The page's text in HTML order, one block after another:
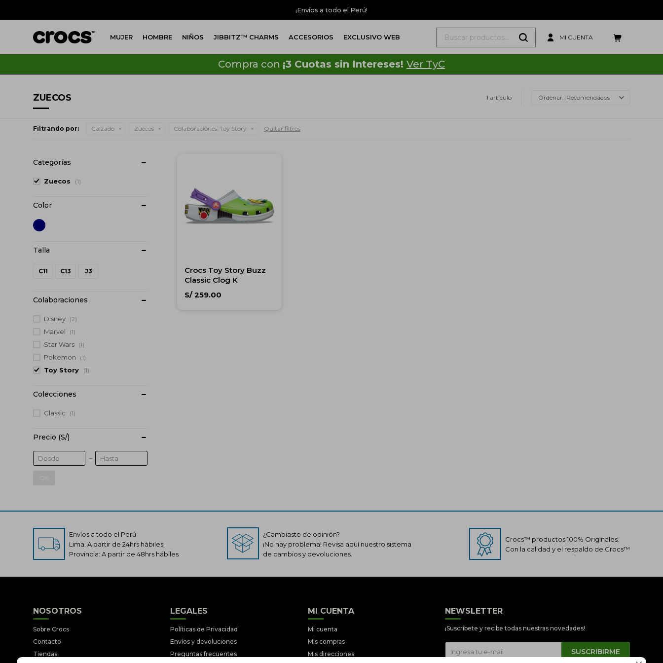
Crocs Perú
¡Envíos a todo el Perú!
MUJER HOMBRE NIÑOS JIBBITZ™ CHARMS ACCESORIOS EXCLUSIVO WEB
Compra con ¡3 Cuotas sin Intereses! Ver TyC
ZUECOS 1 artículo Recomendados
Filtrando por: Calzado Zuecos Colaboraciones: Toy Story Quitar filtros
Crocs Toy Story Buzz
Classic Clog K
S/ 259.00
Categorías
Zuecos (1)
C11 C13 J3
Precio (S/)
Colaboraciones
Disney (2)
Marvel (1)
Star Wars (1)
Pokemon (1)
Toy Story (1)
Color
Colecciones
Classic (1)
Envíos a todo el Perú
Lima: A partir de 24hrs hábiles
Provincia: A partir de 48hrs hábiles
¿Cambiaste de opinión?
¡No hay problema! Revisa aquí nuestro sistema
de cambios y devoluciones.
Crocs™ productos 100% Originales.
Con la calidad y el respaldo de Crocs™
NOSOTROS
Sobre Crocs
Contacto
Tiendas
LEGALES
Políticas de Privacidad
Envíos y devoluciones
Preguntas frecuentes
MI CUENTA
Mi cuenta
Mis compras
Mis direcciones
NEWSLETTER
¡Suscríbete y recibe todas nuestras novedades!
SUSCRIBIRME